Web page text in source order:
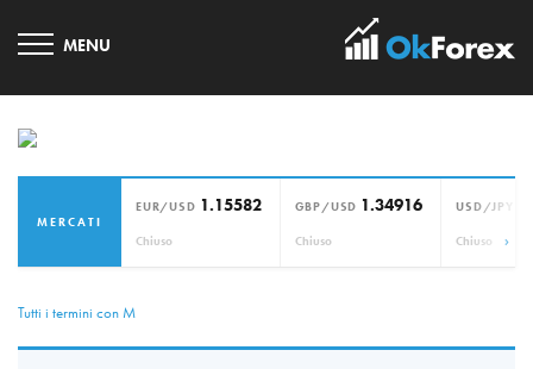
MERCATI
EUR/USD 1.15582
Chiuso
GBP/USD 1.34916
Chiuso
USD/JPY
Chiuso ›
Tutti i termini con M